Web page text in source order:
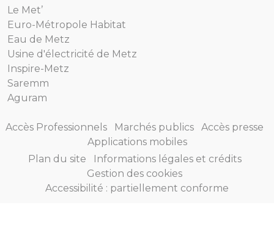
Le Met’
Euro-Métropole Habitat
Eau de Metz
Usine d'électricité de Metz
Inspire-Metz
Saremm
Aguram
Accès Professionnels Marchés publics
Accès presse
Applications mobiles
Plan du site
Informations légales et crédits
Gestion des cookies
Accessibilité : partiellement conforme